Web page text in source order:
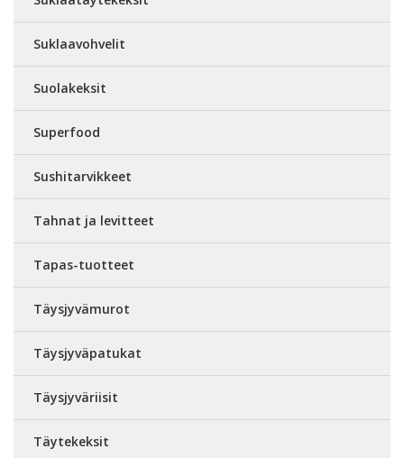
Suklaavohvelit
Suolakeksit
Superfood
Sushitarvikkeet
Tahnat ja levitteet
Tapas-tuotteet
Täysjyvämurot
Täysjyväpatukat
Täysjyväriisit
Täytekeksit